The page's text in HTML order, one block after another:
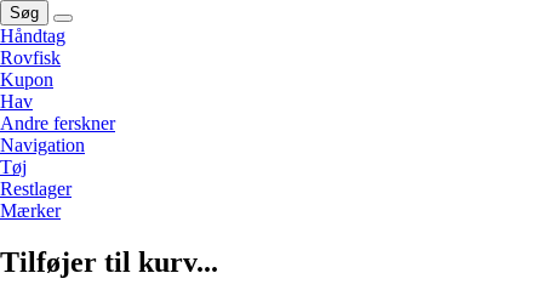
Søg
Håndtag
Rovfisk
Kupon
Hav
Andre ferskner
Navigation
Tøj
Restlager
Mærker
Tilføjer til kurv...